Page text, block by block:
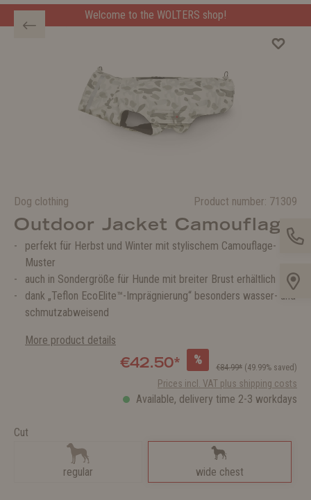
Welcome to the WOLTERS shop!
Dog clothing Product number: 71309
Outdoor Jacket Camouflage
perfekt für Herbst und Winter mit stylischem Camouflage-
Muster
auch in Sondergröße für Hunde mit breiter Brust erhältlich
dank „Teflon EcoElite™-Imprägnierung“ besonders wasser- und
schmutzabweisend
More product details
€42.50* %
€84.99* (49.99% saved)
Prices incl. VAT plus shipping costs
Available, delivery time 2-3 workdays
Cut
regular wide chest